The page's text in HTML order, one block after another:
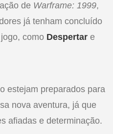
de Warframe: 1999,
já tenham concluído
como Despertar e
estejam preparados para
nova aventura, já que
afiadas e determinação.